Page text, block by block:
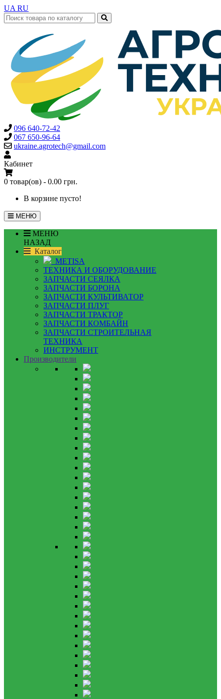
UA RU
096 640-72-42
067 650-96-64
ukraine.agrotech@gmail.com
Кабинет
0 товар(ов) - 0.00 грн.
В корзине пусто!
МЕНЮ
МЕНЮ
НАЗАД
Каталог
METISA
ТЕХНИКА И ОБОРУДОВАНИЕ
ЗАПЧАСТИ СЕЯЛКА
ЗАПЧАСТИ БОРОНА
ЗАПЧАСТИ КУЛЬТИВАТОР
ЗАПЧАСТИ ПЛУГ
ЗАПЧАСТИ ТРАКТОР
ЗАПЧАСТИ КОМБАЙН
ЗАПЧАСТИ СТРОИТЕЛЬНАЯ
ТЕХНИКА
ИНСТРУМЕНТ
Производители